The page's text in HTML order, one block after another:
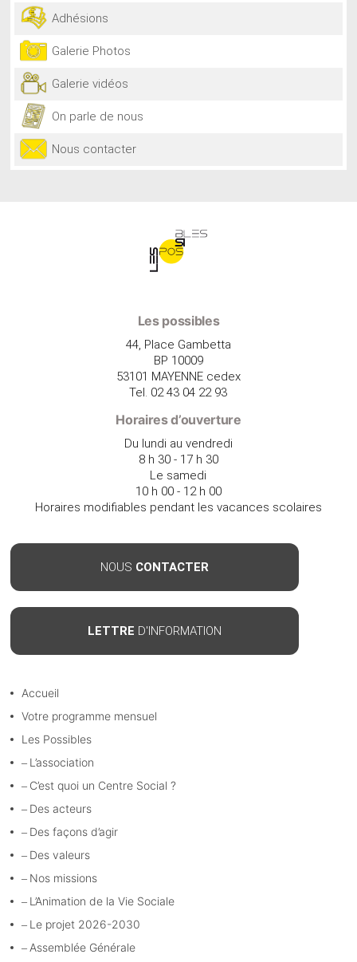
Adhésions
Galerie Photos
Galerie vidéos
On parle de nous
Nous contacter
Les possibles
44, Place Gambetta
BP 10009
53101 MAYENNE cedex
Tel. 02 43 04 22 93
Horaires d’ouverture
Du lundi au vendredi
8 h 30 - 17 h 30
Le samedi
10 h 00 - 12 h 00
Horaires modifiables pendant les vacances scolaires
NOUS CONTACTER
LETTRE D'INFORMATION
Accueil
Votre programme mensuel
Les Possibles
L’association
C’est quoi un Centre Social ?
Des acteurs
Des façons d’agir
Des valeurs
Nos missions
L’Animation de la Vie Sociale
Le projet 2026-2030
Assemblée Générale